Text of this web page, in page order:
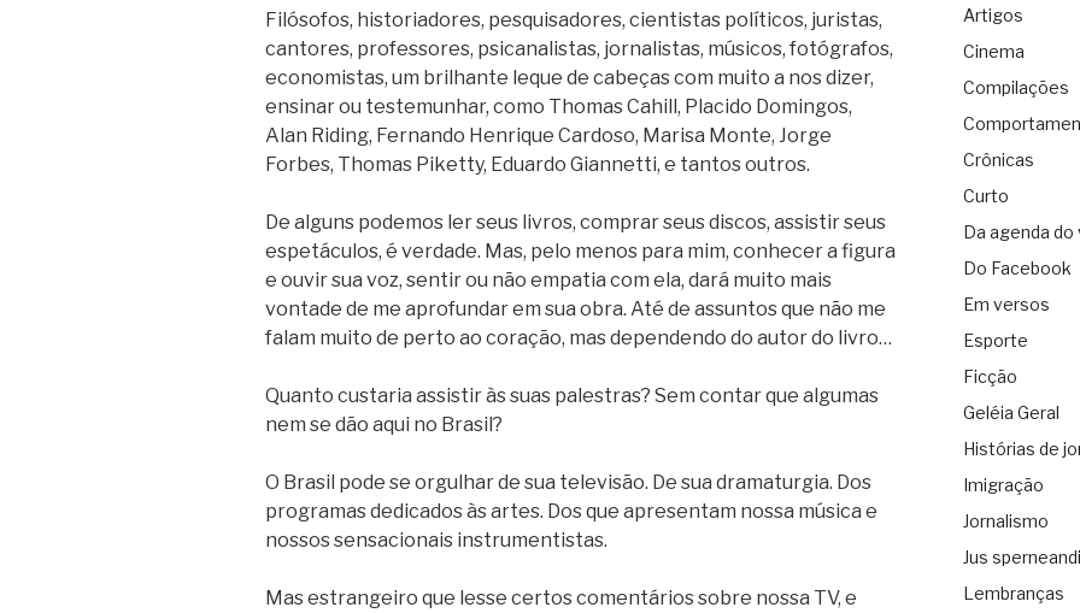
Filósofos, historiadores, pesquisadores, cientistas políticos, juristas,
cantores, professores, psicanalistas, jornalistas, músicos, fotógrafos,
economistas, um brilhante leque de cabeças com muito a nos dizer,
ensinar ou testemunhar, como Thomas Cahill, Placido Domingos,
Alan Riding, Fernando Henrique Cardoso, Marisa Monte, Jorge
Forbes, Thomas Piketty, Eduardo Giannetti, e tantos outros.
De alguns podemos ler seus livros, comprar seus discos, assistir seus
espetáculos, é verdade. Mas, pelo menos para mim, conhecer a figura
e ouvir sua voz, sentir ou não empatia com ela, dará muito mais
vontade de me aprofundar em sua obra. Até de assuntos que não me
falam muito de perto ao coração, mas dependendo do autor do livro…
Quanto custaria assistir às suas palestras? Sem contar que algumas
nem se dão aqui no Brasil?
O Brasil pode se orgulhar de sua televisão. De sua dramaturgia. Dos
programas dedicados às artes. Dos que apresentam nossa música e
nossos sensacionais instrumentistas.
Mas estrangeiro que lesse certos comentários sobre nossa TV, e
Artigos
Cinema
Compilações
Crônicas
Curto
Da agenda do
Do Facebook
Em versos
Esporte
Ficção
Geléia Geral
Histórias de
Imigração
Jornalismo
Jus sperneandi
Lembranças